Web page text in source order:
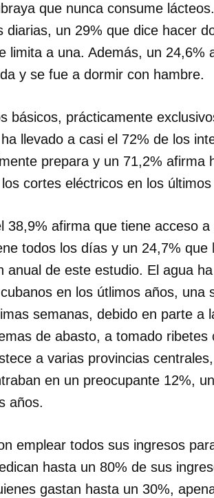
favorito, primero has de iniciar sesión
que nunca consume
un 29% que dice hacer
limita a una. Además, un 24,6%
y se fue a dormir con hambre.
básicos, prácticamente
llevado a casi el 72% de los
prepara y un 71,2% afirma
cortes eléctricos en los
38,9% afirma que tiene acceso
todos los días y un 24,7% que
anual de este estudio. El agua
en los útlimos años, una
semanas, debido en parte a
de abasto, a tomado
a varias provincias centrales,
en un preocupante 12%,
años.
emplear todos sus ingresos
hasta un 80% de sus
gastan hasta un 30%,